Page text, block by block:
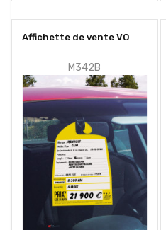
Affichette de vente VO
M342B